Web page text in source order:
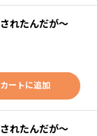
れたんだが～
カートに追加
れたんだが～